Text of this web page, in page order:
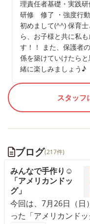
理責任者基礎・実践
研修 修了 ・強度行
初めまして(^^) 保育
ら、お子様と共に私
す！！ また、保護者
係を築けていけたら
緒に楽しみましょう♪
スタッフ
ブログ(217件)
みんなで手作り☺️
「アメリカンドッ
グ」
今回は、7月26日（日
った「アメリカンド